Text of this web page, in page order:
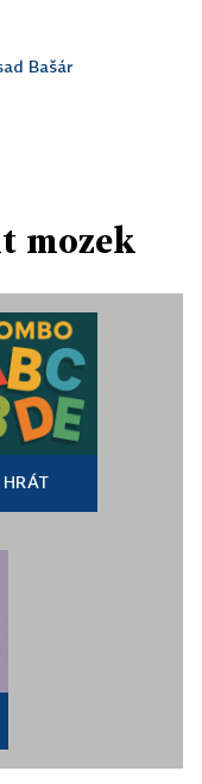
Bašár
mozek
HRÁT